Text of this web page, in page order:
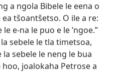
a ngola Bibele le eena o
tšoantšetso. O ile a re:
e-na le puo e le ’ngoe.”
sebele le tla timetsoa,
sebele le neng le bua
hoo, joalokaha Petrose a